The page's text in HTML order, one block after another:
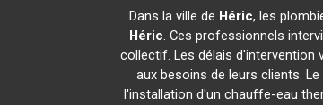
Dans la ville de Héric, les
Héric. Ces professionnels
collectif. Les délais d'intervention
aux besoins de leurs clients.
l'installation d'un chauffe-eau